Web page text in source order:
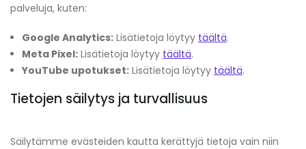
palveluja, kuten:
Google Analytics: Lisätietoja löytyy täältä.
Meta Pixel: Lisätietoja löytyy täältä.
YouTube upotukset: Lisätietoja löytyy täältä.
Tietojen säilytys ja turvallisuus
Säilytämme evästeiden kautta kerättyjä tietoja vain niin